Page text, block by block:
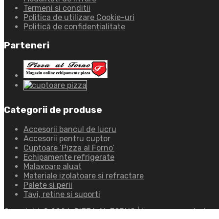
Termeni si conditii
Politica de utilizare Cookie-uri
Politică de confidențialitate
Parteneri
Categorii de produse
Accesorii bancul de lucru
Accesorii pentru cuptor
Cuptoare ‘Pizza al Forno’
Echipamente refrigerate
Malaxoare aluat
Materiale izolatoare si refractare
Palete si perii
Tavi, retine si suporti
Copyright ©2026 PIZZA AL FORNO | by